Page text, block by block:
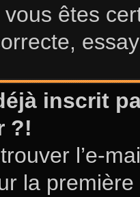
êtes
inscrit
?!
l’e-
la